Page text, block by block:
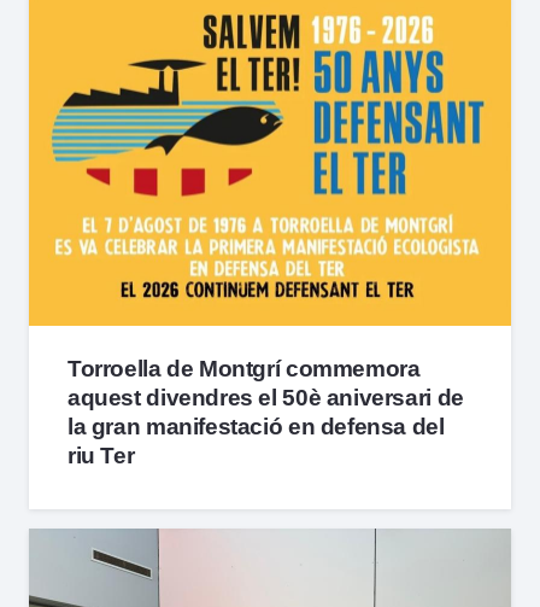
Torroella de Montgrí commemora
aquest divendres el 50è aniversari de
la gran manifestació en defensa del
riu Ter